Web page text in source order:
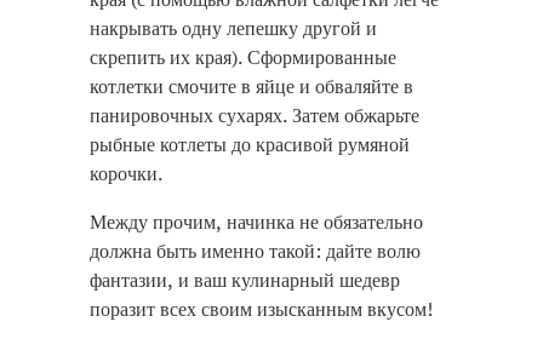
накрывать одну лепешку другой и
скрепить их края). Сформированные
котлетки смочите в яйце и обваляйте в
панировочных сухарях. Затем обжарьте
рыбные котлеты до красивой румяной
корочки.
Между прочим, начинка не обязательно
должна быть именно такой: дайте волю
фантазии, и ваш кулинарный шедевр
поразит всех своим изысканным вкусом!